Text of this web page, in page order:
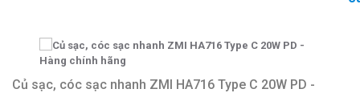
Củ sạc, cóc sạc nhanh ZMI HA716 Type C 20W PD -